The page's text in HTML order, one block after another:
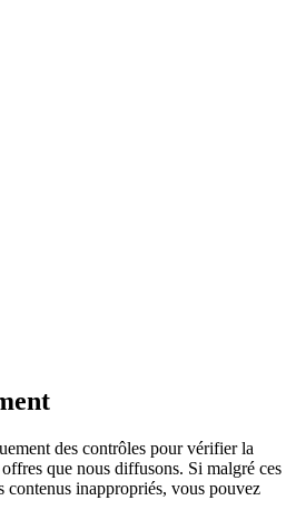
des contrôles pour vérifier la
que nous diffusons. Si malgré ces
contenus inappropriés, vous pouvez